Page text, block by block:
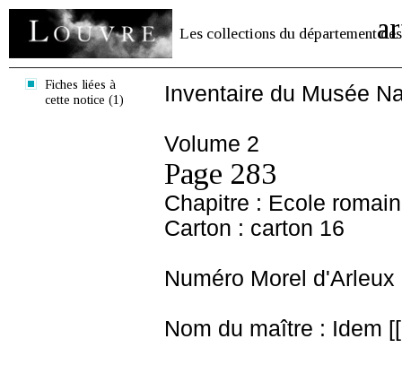
Les collections du département des
Fiches liées à
cette notice (1)
Inventaire du Musée
Volume 2
Page 283
Chapitre : Ecole
Carton : carton 16
Numéro Morel d'Arleux
Nom du maître : Idem